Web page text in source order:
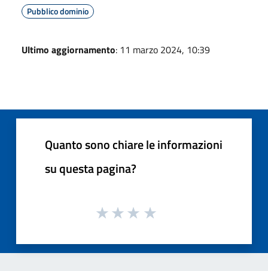
Pubblico dominio
Ultimo aggiornamento: 11 marzo 2024, 10:39
Quanto sono chiare le informazioni
su questa pagina?